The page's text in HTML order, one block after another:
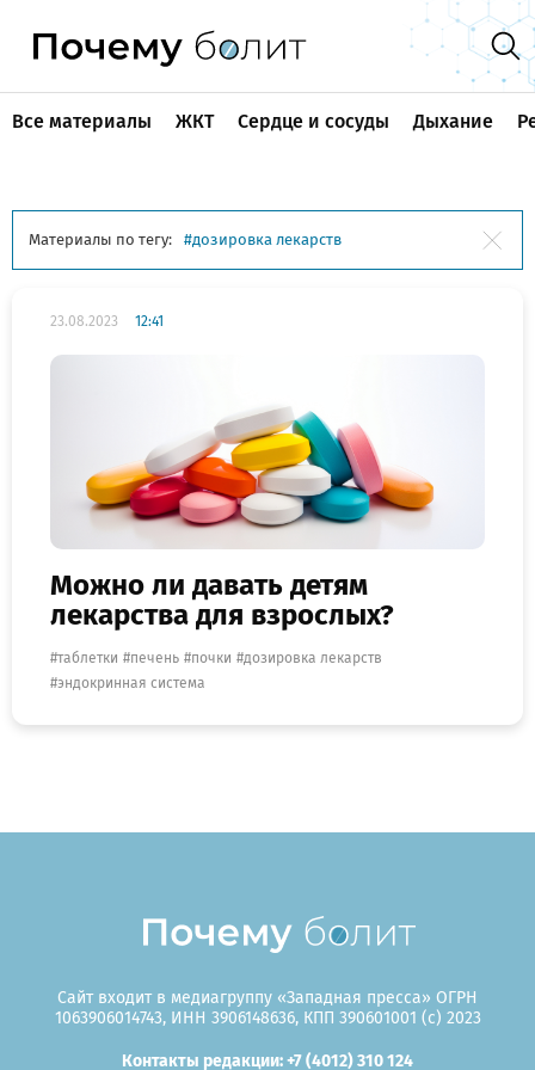
Все материалы ЖКТ Сердце и сосуды Дыхание
Материалы по тегу: дозировка лекарств
23.08.2023 12:41
Можно ли давать детям
лекарства для взрослых?
таблетки печень почки
дозировка лекарств
эндокринная система
Сайт входит в медиагруппу «Западная пресса» ОГРН
1063906014743, ИНН 3906148636, КПП 390601001 (c) 2023
Контакты редакции: +7 (4012) 310 124